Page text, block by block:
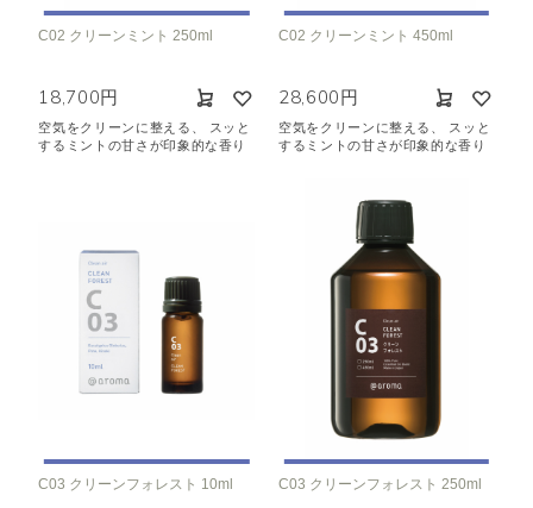
C02 クリーンミント 250ml
18,700円
空気をクリーンに整える、 スッと
するミントの甘さが印象的な香り
C02 クリーンミント 450ml
28,600円
空気をクリーンに整える、 スッと
するミントの甘さが印象的な香り
C03 クリーンフォレスト 10ml C03 クリーンフォレスト 250ml